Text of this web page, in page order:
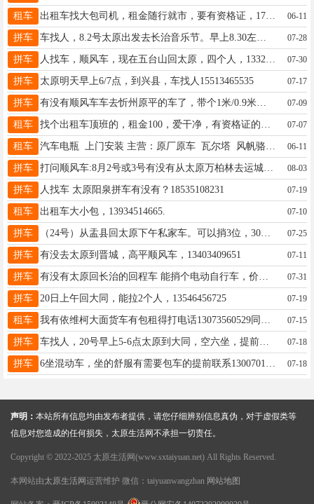
租车 出租车找大包司机，租金随行就市，要有资格证，17635165468 06-11
拼车 车找人，8.2号太原出发去长治音乐节。早上8.30左右出发，长风东高速口集合，直接送到长治音乐节门口； 晚上看完直接回太原，晚上长风东高速口附近三公里内免费送到家。 私家车，座位有限，有意向者与我联系15364961993 07-28
拼车 07-30
拼车 太原明天早上6/7点，到兴县，车找人15513465535 07-17
拼车 有没有顺风车车去忻州原平的车了，带个1米/0.9米，高0.6米的不锈钢灶了，不怎么怕压15934017123！18334823125 07-09
租车 07-07
租车 汽车电瓶 上门安装 主营：原厂原车 瓦尔塔 风帆骆驼 各种电动 老年代步车电池 更换汽车电瓶免费送玻璃水 电话：15110379993 06-11
拼车 打问顺风车:8月2号或3号有没有从太原万柏林去运城盐湖的顺风车，拉点东西，后备箱就能放下电话13633414315 08-03
拼车 人找车 太原阳泉拼车有没有？18535108231 07-19
租车 出租车大小包，13934514665. 07-10
拼车 （24号）从盂县回太原下午私家车。可以捎3位，30一位。需要的联系18734107100 07-25
拼车 有没去太原到晋城，高平顺风车，13403409651 07-11
拼车 07-31
拼车 20日上午回大同，能拉2个人，13546456725 07-19
租车 07-15
拼车 车找人，20号早上5-6点太原到大同，空六坐，提前一天下午3点以后也可以！有需要的联系15536911689 07-18
拼车 07-18
声明： 本站所有信息均由发布者提供，请您仔细辨别信息真伪，对于虚假类等
信息对您造成的任何损失，太原生活网不承担一切责任。
Copyright © 2022-2025 太原生活网(www.sxtaiyuan.net) All Rights Reserved.
本网站由太原生活网 运营维护 微信：taiyuanwangzhan 网站地图